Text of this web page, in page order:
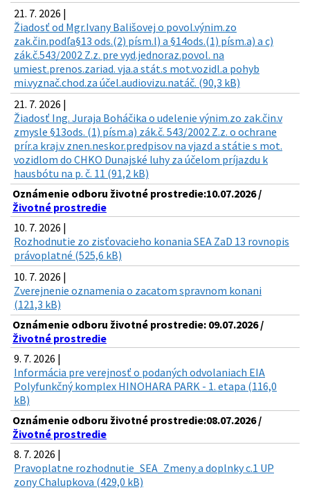
21. 7. 2026 |
Žiadosť od Mgr.Ivany Bališovej o povol.výnim.zo
zak.čin.podľa§13 ods.(2) písm.l) a §14ods.(1) písm.a) a c)
zák.č.543/2002 Z.z. pre vyd.jednoraz.povol. na
umiest.prenos.zariad. vja.a stát.s mot.vozidl.a pohyb
mi.vyznač.chod.za účel.audiovizu.natáč. (90,3 kB)
21. 7. 2026 |
Žiadosť Ing. Juraja Boháčika o udelenie výnim.zo zak.čin.v
zmysle §13ods. (1) písm.a) zák.č. 543/2002 Z.z. o ochrane
prír.a kraj.v znen.neskor.predpisov na vjazd a státie s mot.
vozidlom do CHKO Dunajské luhy za účelom príjazdu k
hausbótu na p. č. 11 (91,2 kB)
Oznámenie odboru životné prostredie:10.07.2026 /
Životné prostredie
10. 7. 2026 |
Rozhodnutie zo zisťovacieho konania SEA ZaD 13 rovnopis
právoplatné (525,6 kB)
10. 7. 2026 |
Zverejnenie oznamenia o zacatom spravnom konani
(121,3 kB)
Oznámenie odboru životné prostredie: 09.07.2026 /
Životné prostredie
9. 7. 2026 |
Informácia pre verejnosť o podaných odvolaniach EIA
Polyfunkčný komplex HINOHARA PARK - 1. etapa (116,0
kB)
Oznámenie odboru životné prostredie:08.07.2026 /
Životné prostredie
8. 7. 2026 |
Pravoplatne rozhodnutie_SEA_Zmeny a doplnky c.1 UP
zony Chalupkova (429,0 kB)